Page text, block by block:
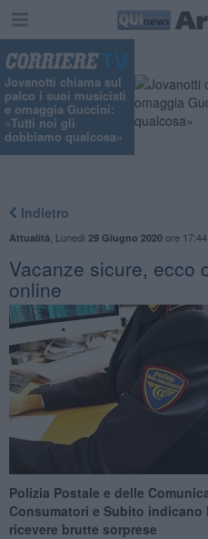
Jovanotti chiama sul
palco i suoi musicisti
e omaggia Guccini:
«Tutti noi gli
dobbiamo qualcosa»
Indietro
Attualità Lunedì 29 Giugno 2020ore 17:44
Vacanze sicure, ecco
online
Polizia Postale e delle
Consumatori e Subito
ricevere brutte sorprese